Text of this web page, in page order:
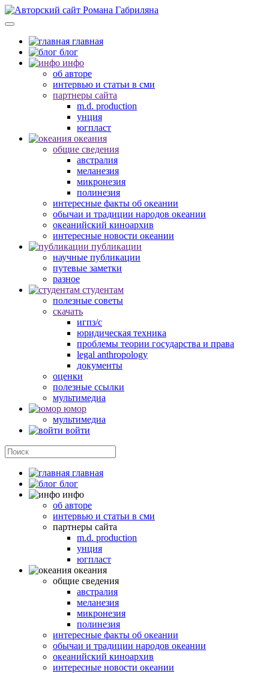
главная
блог
инфо
об авторе
интервью и статьи в сми
партнеры сайта
m.d. production
унция
югпласт
океания
общие сведения
австралия
меланезия
микронезия
полинезия
интересные факты об океании
обычаи и традиции народов океании
океанийский киноархив
интересные новости океании
публикации
научные публикации
путевые заметки
разное
студентам
полезные советы
скачать
игпз/с
юридическая техника
проблемы теории государства и права
legal anthropology
документы
оценки
полезные ссылки
мультимедиа
юмор
мультимедиа
войти
главная
блог
инфо
об авторе
интервью и статьи в сми
партнеры сайта
m.d. production
унция
югпласт
океания
общие сведения
австралия
меланезия
микронезия
полинезия
интересные факты об океании
обычаи и традиции народов океании
океанийский киноархив
интересные новости океании